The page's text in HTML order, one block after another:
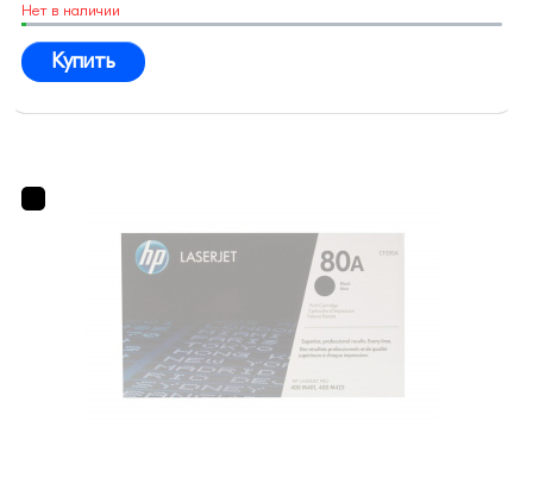
Нет в наличии
Купить